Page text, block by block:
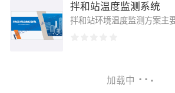
拌和站温度监测系统
加载中